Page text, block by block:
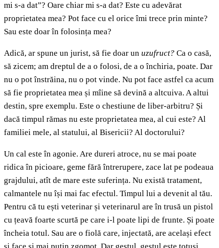
mi s-a dat”? Oare chiar mi s-a dat? Este cu adevărat
proprietatea mea? Pot face cu el orice îmi trece prin minte?
Sau este doar în folosința mea?
Adică, ar spune un jurist, să fie doar un uzufruct? Ca o casă,
să zicem; am dreptul de a o folosi, de a o închiria, poate. Dar
nu o pot înstrăina, nu o pot vinde. Nu pot face astfel ca acum
să fie proprietatea mea și mîine să devină a altcuiva. A altui
destin, spre exemplu. Este o chestiune de liber-arbitru? Și
dacă timpul rămas nu este proprietatea mea, al cui este? Al
familiei mele, al statului, al Bisericii? Al doctorului?
Un cal este în agonie. Are dureri atroce, nu se mai poate
ridica în picioare, geme fără întrerupere, zace lat pe podeaua
grajdului, atît de mare este suferința. Nu există tratament,
calmantele nu își mai fac efectul. Timpul lui a devenit al tău.
Pentru că tu ești veterinar și veterinarul are în trusă un pistol
cu țeavă foarte scurtă pe care i-l poate lipi de frunte. Și poate
încheia totul. Sau are o fiolă care, injectată, are același efect